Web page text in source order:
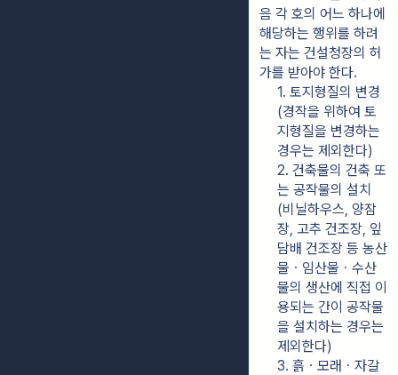
음 각 호의 어느 하나에
해당하는 행위를 하려
는 자는 건설청장의 허
가를 받아야 한다.
1. 토지형질의 변경
(경작을 위하여 토
지형질을 변경하는
경우는 제외한다)
2. 건축물의 건축 또
는 공작물의 설치
(비닐하우스, 양잠
장, 고추 건조장, 잎
담배 건조장 등 농산
물ㆍ임산물ㆍ수산
물의 생산에 직접 이
용되는 간이 공작물
을 설치하는 경우는
제외한다)
3. 흙ㆍ모래ㆍ자갈